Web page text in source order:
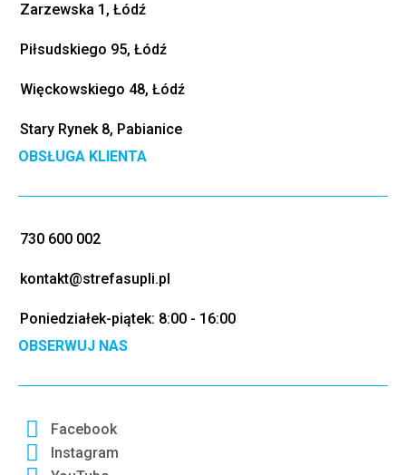
Zarzewska 1, Łódź
Piłsudskiego 95, Łódź
Więckowskiego 48, Łódź
Stary Rynek 8, Pabianice
OBSŁUGA KLIENTA
730 600 002
kontakt@strefasupli.pl
Poniedziałek-piątek: 8:00 - 16:00
OBSERWUJ NAS
Facebook
Instagram